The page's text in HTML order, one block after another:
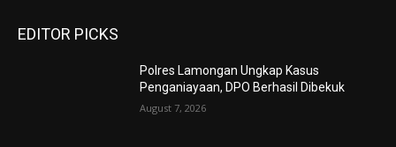
EDITOR PICKS
Polres Lamongan Ungkap Kasus
Penganiayaan, DPO Berhasil Dibekuk
August 7, 2026